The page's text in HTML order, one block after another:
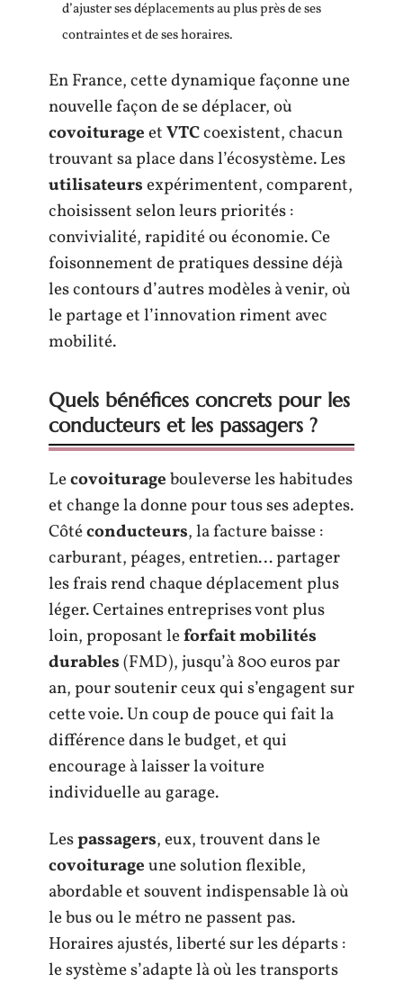
d’ajuster ses déplacements au plus près de ses
contraintes et de ses horaires.
En France, cette dynamique façonne une
nouvelle façon de se déplacer, où
covoiturageetVTCcoexistent, chacun
trouvant sa place dans l’écosystème. Les
utilisateursexpérimentent, comparent,
choisissent selon leurs priorités :
convivialité, rapidité ou économie. Ce
foisonnement de pratiques dessine déjà
les contours d’autres modèles à venir, où
le partage et l’innovation riment avec
mobilité.
Quels bénéfices concrets pour les
conducteurs et les passagers ?
Lecovoituragebouleverse les habitudes
et change la donne pour tous ses adeptes.
Côtéconducteurs, la facture baisse :
carburant, péages, entretien… partager
les frais rend chaque déplacement plus
léger. Certaines entreprises vont plus
loin, proposant leforfait mobilités
durables(FMD), jusqu’à 800 euros par
an, pour soutenir ceux qui s’engagent sur
cette voie. Un coup de pouce qui fait la
différence dans le budget, et qui
encourage à laisser la voiture
individuelle au garage.
Lespassagers, eux, trouvent dans le
covoiturageune solution flexible,
abordable et souvent indispensable là où
le bus ou le métro ne passent pas.
Horaires ajustés, liberté sur les départs :
le système s’adapte là où les transports